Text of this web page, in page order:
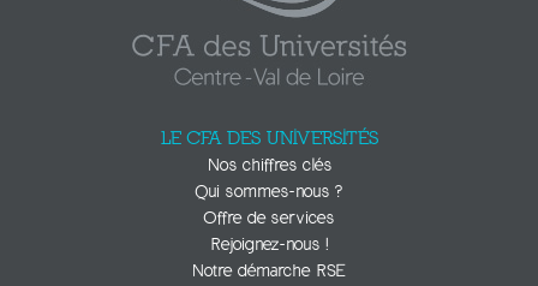
LE CFA DES UNIVERSITÉS
Nos chiffres clés
Qui sommes-nous ?
Offre de services
Rejoignez-nous !
Notre démarche RSE